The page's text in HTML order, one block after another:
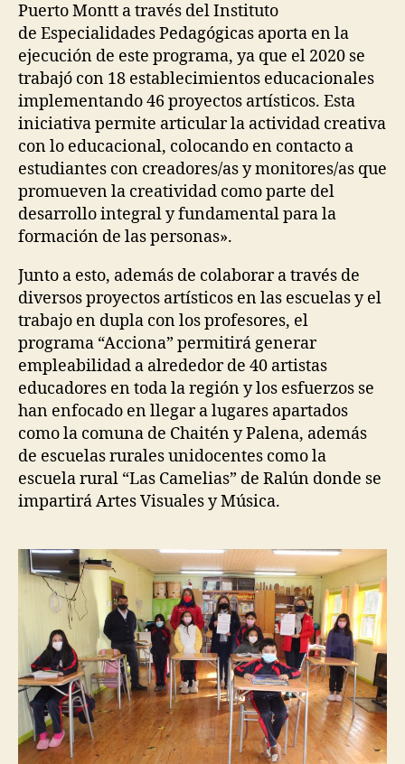
Puerto Montt a través del Instituto
de Especialidades Pedagógicas aporta en la
ejecución de este programa, ya que el 2020 se
trabajó con 18 establecimientos educacionales
implementando 46 proyectos artísticos. Esta
iniciativa permite articular la actividad creativa
con lo educacional, colocando en contacto a
estudiantes con creadores/as y monitores/as que
promueven la creatividad como parte del
desarrollo integral y fundamental para la
formación de las personas».
Junto a esto, además de colaborar a través de
diversos proyectos artísticos en las escuelas y el
trabajo en dupla con los profesores, el
programa “Acciona” permitirá generar
empleabilidad a alrededor de 40 artistas
educadores en toda la región y los esfuerzos se
han enfocado en llegar a lugares apartados
como la comuna de Chaitén y Palena, además
de escuelas rurales unidocentes como la
escuela rural “Las Camelias” de Ralún donde se
impartirá Artes Visuales y Música.